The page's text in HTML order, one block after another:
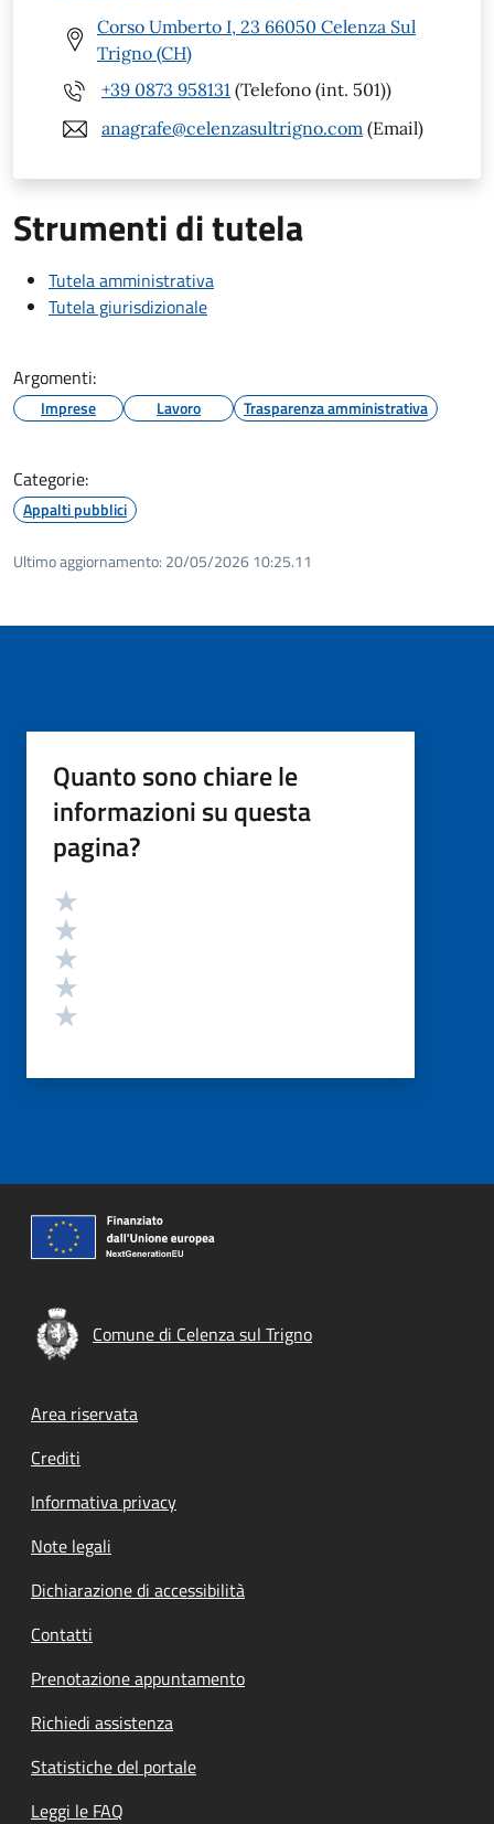
Corso Umberto I, 23 66050 Celenza Sul
Trigno (CH)
+39 0873 958131 (Telefono (int. 501))
anagrafe@celenzasultrigno.com (Email)
Strumenti di tutela
Tutela amministrativa
Tutela giurisdizionale
Argomenti:
Imprese Lavoro Trasparenza amministrativa
Categorie:
Appalti pubblici
Ultimo aggiornamento: 20/05/2026 10:25.11
Quanto sono chiare le
informazioni su questa
pagina?
Valutazione
Comune di Celenza sul Trigno
Footer menu
Area riservata
Crediti
Informativa privacy
Note legali
Dichiarazione di accessibilità
Contatti
Prenotazione appuntamento
Richiedi assistenza
Statistiche del portale
Leggi le FAQ